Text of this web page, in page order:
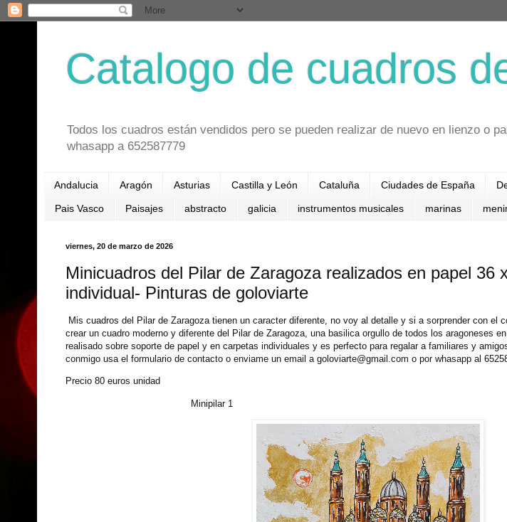
Catalogo de cuadros
Todos los cuadros están vendidos pero se pueden realizar de nuevo en lienzo o
whasapp a 652587779
Andalucia Aragón Asturias Castilla y León Cataluña Ciudades de España
Pais Vasco Paisajes abstracto galicia instrumentos musicales marinas
viernes, 20 de marzo de 2026
Minicuadros del Pilar de Zaragoza realizados en papel 36
individual- Pinturas de goloviarte
Mis cuadros del Pilar de Zaragoza tienen un caracter diferente, no voy al detalle y si a sorprender con el
crear un cuadro moderno y diferente del Pilar de Zaragoza, una basilica orgullo de todos los aragoneses
realisado sobre soporte de papel y en carpetas individuales y es perfecto para regalar a familiares y
conmigo usa el formulario de contacto o enviame un email a goloviarte@gmail.com o por whasapp al
Precio 80 euros unidad
Minipilar 1